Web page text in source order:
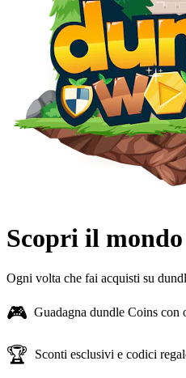
Scopri il
Ogni volta che fai acquisti su
🎮 Guadagna dundle Coins con
🏆 Sconti esclusivi e codici